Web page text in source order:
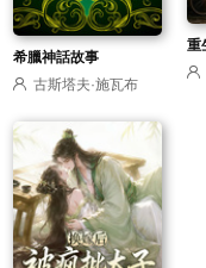
希臘神話故事
古斯塔夫·施瓦布
重
武